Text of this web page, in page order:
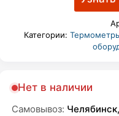
Категории:
Нет в наличии
Самовывоз: